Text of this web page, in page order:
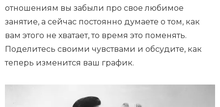
отношениям вы забыли про свое любимое
занятие, а сейчас постоянно думаете о том, как
вам этого не хватает, то время это поменять.
Поделитесь своими чувствами и обсудите, как
теперь изменится ваш график.